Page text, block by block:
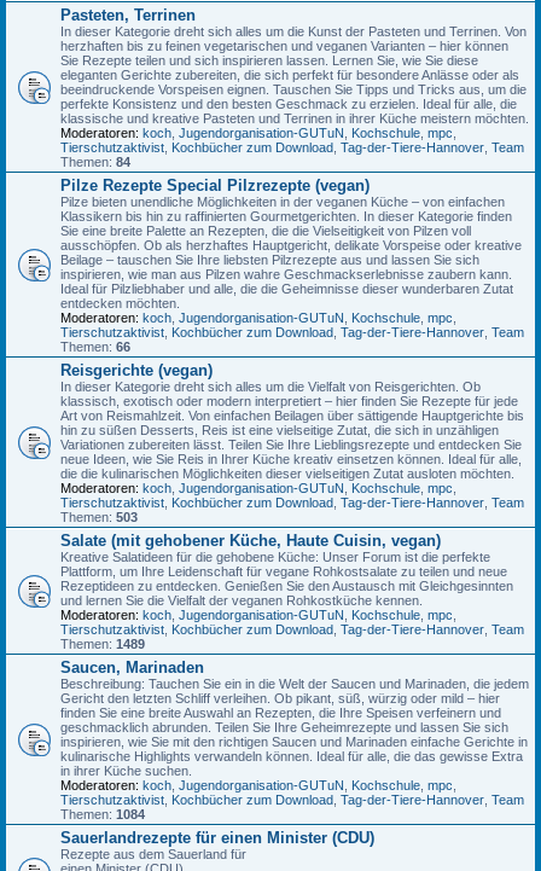
Pasteten, Terrinen
In dieser Kategorie dreht sich alles um die Kunst der Pasteten und Terrinen. Von
herzhaften bis zu feinen vegetarischen und veganen Varianten – hier können
Sie Rezepte teilen und sich inspirieren lassen. Lernen Sie, wie Sie diese
eleganten Gerichte zubereiten, die sich perfekt für besondere Anlässe oder als
beeindruckende Vorspeisen eignen. Tauschen Sie Tipps und Tricks aus, um die
perfekte Konsistenz und den besten Geschmack zu erzielen. Ideal für alle, die
klassische und kreative Pasteten und Terrinen in ihrer Küche meistern möchten.
Moderatoren: koch Jugendorganisation-GUTuN Kochschule mpc
Tierschutzaktivist Kochbücher zum Download Tag-der-Tiere-Hannover Team
Themen: 84
Pilze Rezepte Special Pilzrezepte (vegan)
Pilze bieten unendliche Möglichkeiten in der veganen Küche – von einfachen
Klassikern bis hin zu raffinierten Gourmetgerichten. In dieser Kategorie finden
Sie eine breite Palette an Rezepten, die die Vielseitigkeit von Pilzen voll
ausschöpfen. Ob als herzhaftes Hauptgericht, delikate Vorspeise oder kreative
Beilage – tauschen Sie Ihre liebsten Pilzrezepte aus und lassen Sie sich
inspirieren, wie man aus Pilzen wahre Geschmackserlebnisse zaubern kann.
Ideal für Pilzliebhaber und alle, die die Geheimnisse dieser wunderbaren Zutat
entdecken möchten.
Moderatoren: koch Jugendorganisation-GUTuN Kochschule mpc
Tierschutzaktivist Kochbücher zum Download Tag-der-Tiere-Hannover Team
Themen: 66
Reisgerichte (vegan)
In dieser Kategorie dreht sich alles um die Vielfalt von Reisgerichten. Ob
klassisch, exotisch oder modern interpretiert – hier finden Sie Rezepte für jede
Art von Reismahlzeit. Von einfachen Beilagen über sättigende Hauptgerichte bis
hin zu süßen Desserts, Reis ist eine vielseitige Zutat, die sich in unzähligen
Variationen zubereiten lässt. Teilen Sie Ihre Lieblingsrezepte und entdecken Sie
neue Ideen, wie Sie Reis in Ihrer Küche kreativ einsetzen können. Ideal für alle,
die die kulinarischen Möglichkeiten dieser vielseitigen Zutat ausloten möchten.
Moderatoren: koch Jugendorganisation-GUTuN Kochschule mpc
Tierschutzaktivist Kochbücher zum Download Tag-der-Tiere-Hannover Team
Themen: 503
Salate (mit gehobener Küche, Haute Cuisin, vegan)
Kreative Salatideen für die gehobene Küche: Unser Forum ist die perfekte
Plattform, um Ihre Leidenschaft für vegane Rohkostsalate zu teilen und neue
Rezeptideen zu entdecken. Genießen Sie den Austausch mit Gleichgesinnten
und lernen Sie die Vielfalt der veganen Rohkostküche kennen.
Moderatoren: koch Jugendorganisation-GUTuN Kochschule mpc
Tierschutzaktivist Kochbücher zum Download Tag-der-Tiere-Hannover Team
Themen: 1489
Saucen, Marinaden
Beschreibung: Tauchen Sie ein in die Welt der Saucen und Marinaden, die jedem
Gericht den letzten Schliff verleihen. Ob pikant, süß, würzig oder mild – hier
finden Sie eine breite Auswahl an Rezepten, die Ihre Speisen verfeinern und
geschmacklich abrunden. Teilen Sie Ihre Geheimrezepte und lassen Sie sich
inspirieren, wie Sie mit den richtigen Saucen und Marinaden einfache Gerichte in
kulinarische Highlights verwandeln können. Ideal für alle, die das gewisse Extra
in ihrer Küche suchen.
Moderatoren: koch Jugendorganisation-GUTuN Kochschule mpc
Tierschutzaktivist Kochbücher zum Download Tag-der-Tiere-Hannover Team
Themen: 1084
Sauerlandrezepte für einen Minister (CDU)
Rezepte aus dem Sauerland für